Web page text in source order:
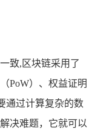
致,区块链采用了
PoW）、权益证明
通过计算复杂的数
决难题，它就可以